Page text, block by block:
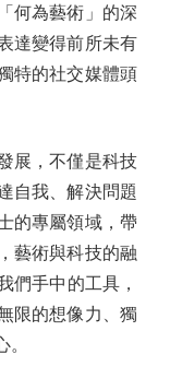
何為藝術」的深
達變得前所未有
特的社交媒體頭
，不僅是科技
自我、解決問題
的專屬領域，帶
藝術與科技的融
們手中的工具，
限的想像力、獨